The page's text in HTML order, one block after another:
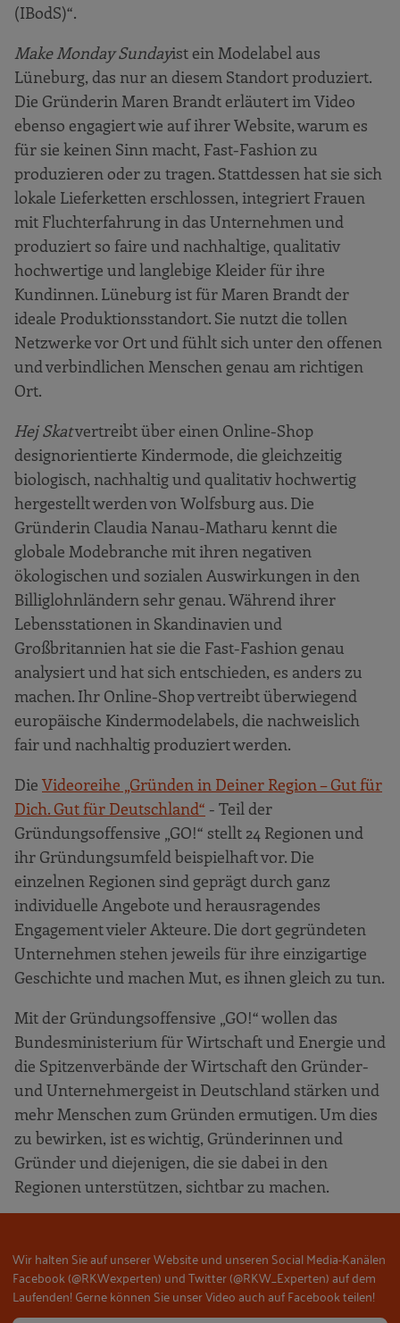
(IBodS)“.
Make Monday Sundayist ein Modelabel aus
Lüneburg, das nur an diesem Standort produziert.
Die Gründerin Maren Brandt erläutert im Video
ebenso engagiert wie auf ihrer Website, warum es
für sie keinen Sinn macht, Fast-Fashion zu
produzieren oder zu tragen. Stattdessen hat sie sich
lokale Lieferketten erschlossen, integriert Frauen
mit Fluchterfahrung in das Unternehmen und
produziert so faire und nachhaltige, qualitativ
hochwertige und langlebige Kleider für ihre
Kundinnen. Lüneburg ist für Maren Brandt der
ideale Produktionsstandort. Sie nutzt die tollen
Netzwerke vor Ort und fühlt sich unter den offenen
und verbindlichen Menschen genau am richtigen
Ort.
Hej Skatvertreibt über einen Online-Shop
designorientierte Kindermode, die gleichzeitig
biologisch, nachhaltig und qualitativ hochwertig
hergestellt werden von Wolfsburg aus. Die
Gründerin Claudia Nanau-Matharu kennt die
globale Modebranche mit ihren negativen
ökologischen und sozialen Auswirkungen in den
Billiglohnländern sehr genau. Während ihrer
Lebensstationen in Skandinavien und
Großbritannien hat sie die Fast-Fashion genau
analysiert und hat sich entschieden, es anders zu
machen. Ihr Online-Shop vertreibt überwiegend
europäische Kindermodelabels, die nachweislich
fair und nachhaltig produziert werden.
Die Videoreihe „Gründen in Deiner Region – Gut für
Dich. Gut für Deutschland“ - Teil der
Gründungsoffensive „GO!“ stellt 24 Regionen und
ihr Gründungsumfeld beispielhaft vor. Die
einzelnen Regionen sind geprägt durch ganz
individuelle Angebote und herausragendes
Engagement vieler Akteure. Die dort gegründeten
Unternehmen stehen jeweils für ihre einzigartige
Geschichte und machen Mut, es ihnen gleich zu tun.
Mit der Gründungsoffensive „GO!“ wollen das
Bundesministerium für Wirtschaft und Energie und
die Spitzenverbände der Wirtschaft den Gründer-
und Unternehmergeist in Deutschland stärken und
mehr Menschen zum Gründen ermutigen. Um dies
zu bewirken, ist es wichtig, Gründerinnen und
Gründer und diejenigen, die sie dabei in den
Regionen unterstützen, sichtbar zu machen.
Wir halten Sie auf unserer Website und unseren Social Media-Kanälen
Facebook (@RKWexperten) und Twitter (@RKW_Experten) auf dem
Laufenden! Gerne können Sie unser Video auch auf Facebook teilen!